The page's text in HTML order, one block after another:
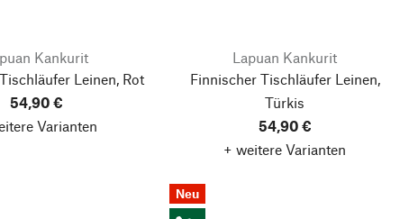
Kankurit
Leinen, Rot
54,90 €
Varianten
Lapuan Kankurit
Finnischer Tischläufer Leinen,
Türkis
54,90 €
+ weitere Varianten
Neu